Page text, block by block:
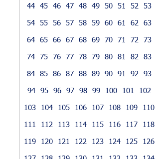
44 45 46 47 48 49 50 51 52
53
54 55 56 57 58 59 60 61 62
63
64 65 66 67 68 69 70 71 72
73
74 75 76 77 78 79 80 81 82
83
84 85 86 87 88 89 90 91 92
93
94 95 96 97 98 99 100 101
102
103
104 105 106 107 108 109
110
111
112 113 114 115 116 117
118
119
120 121 122 123 124 125
126